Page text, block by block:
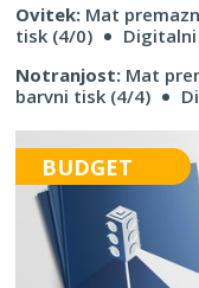
Ovitek: Mat
tisk (4/0)
Notranjost: Mat
barvni tisk (4/4)
BUDGET